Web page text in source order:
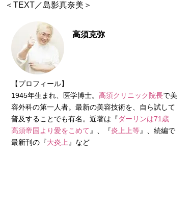
＜TEXT／島影真奈美＞
高須克弥
【プロフィール】
1945年生まれ、医学博士。 高須クリニック院長で美
容外科の第一人者。最新の美容技術を、自ら試して
普及することでも有名。近著は『ダーリンは71歳
高須帝国より愛をこめて 』、『炎上上等』、続編で
最新刊の『大炎上 』など